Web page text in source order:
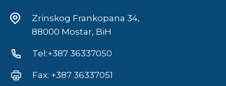
Zrinskog Frankopana 34,
88000 Mostar, BiH
Tel:+387 36337050
Fax: +387 36337051